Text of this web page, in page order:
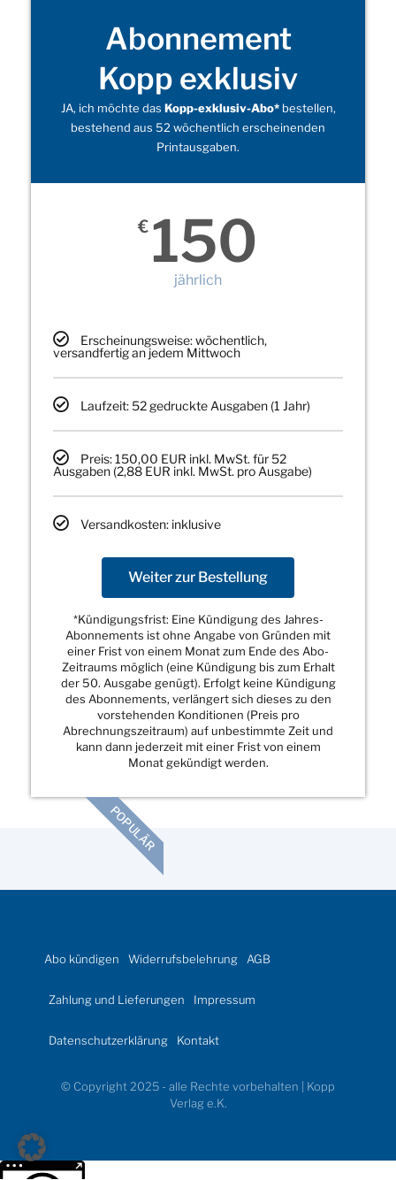
Abonnement
Kopp exklusiv
JA, ich möchte das Kopp-exklusiv-Abo*bestellen,
bestehend aus 52 wöchentlich erscheinenden
Printausgaben.
€ 150
jährlich
Erscheinungsweise: wöchentlich,
versandfertig an jedem Mittwoch
Laufzeit: 52 gedruckte Ausgaben (1 Jahr)
Preis: 150,00 EUR inkl. MwSt. für 52
Ausgaben (2,88 EUR inkl. MwSt. pro Ausgabe)
Versandkosten: inklusive
Weiter zur Bestellung
*Kündigungsfrist: Eine Kündigung des Jahres-
Abonnements ist ohne Angabe von Gründen mit
einer Frist von einem Monat zum Ende des Abo-
Zeitraums möglich (eine Kündigung bis zum Erhalt
der 50. Ausgabe genügt). Erfolgt keine Kündigung
des Abonnements, verlängert sich dieses zu den
vorstehenden Konditionen (Preis pro
Abrechnungszeitraum) auf unbestimmte Zeit und
kann dann jederzeit mit einer Frist von einem
Monat gekündigt werden.
POPULÄR
Abo kündigen Widerrufsbelehrung AGB
Zahlung und Lieferungen Impressum
Datenschutzerklärung Kontakt
© Copyright 2025 - alle Rechte vorbehalten | Kopp
Verlag e.K.
Weitere Informationen über den gesperrten Inhalt.